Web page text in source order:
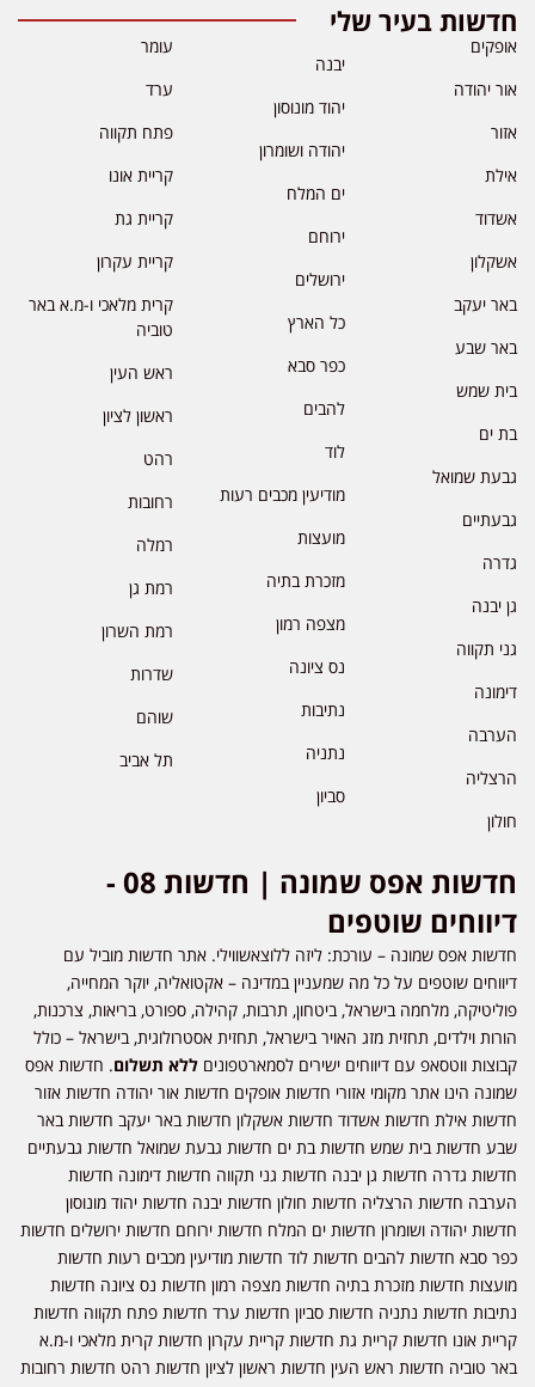
חדשות בעיר שלי
אופקים
אור יהודה
אזור
אילת
אשדוד
אשקלון
באר יעקב
באר שבע
בית שמש
בת ים
גבעת שמואל
גבעתיים
גדרה
גן יבנה
גני תקווה
דימונה
הערבה
הרצליה
חולון
יבנה
יהוד מונוסון
יהודה ושומרון
ים המלח
ירוחם
ירושלים
כל הארץ
כפר סבא
להבים
לוד
מודיעין מכבים רעות
מועצות
מזכרת בתיה
מצפה רמון
נס ציונה
נתיבות
נתניה
סביון
עומר
ערד
פתח תקווה
קריית אונו
קריית גת
קריית עקרון
קרית מלאכי ו-מ.א באר
טוביה
ראש העין
ראשון לציון
רהט
רחובות
רמלה
רמת גן
רמת השרון
שדרות
שוהם
תל אביב
חדשות אפס שמונה | חדשות 08 -
דיווחים שוטפים
חדשות אפס שמונה – עורכת: ליזה ללוצאשווילי. אתר חדשות מוביל עם
דיווחים שוטפים על כל מה שמעניין במדינה – אקטואליה, יוקר המחייה,
פוליטיקה, מלחמה בישראל, ביטחון, תרבות, קהילה, ספורט, בריאות, צרכנות,
הורות וילדים, תחזית מזג האויר בישראל, תחזית אסטרולוגית, בישראל – כולל
קבוצות ווטסאפ עם דיווחים ישירים לסמארטפונים ללא תשלום. חדשות אפס
שמונה הינו אתר מקומי אזורי חדשות אופקים חדשות אור יהודה חדשות אזור
חדשות אילת חדשות אשדוד חדשות אשקלון חדשות באר יעקב חדשות באר
שבע חדשות בית שמש חדשות בת ים חדשות גבעת שמואל חדשות גבעתיים
חדשות גדרה חדשות גן יבנה חדשות גני תקווה חדשות דימונה חדשות
הערבה חדשות הרצליה חדשות חולון חדשות יבנה חדשות יהוד מונוסון
חדשות יהודה ושומרון חדשות ים המלח חדשות ירוחם חדשות ירושלים חדשות
כפר סבא חדשות להבים חדשות לוד חדשות מודיעין מכבים רעות חדשות
מועצות חדשות מזכרת בתיה חדשות מצפה רמון חדשות נס ציונה חדשות
נתיבות חדשות נתניה חדשות סביון חדשות ערד חדשות פתח תקווה חדשות
קריית אונו חדשות קריית גת חדשות קריית עקרון חדשות קרית מלאכי ו-מ.א
באר טוביה חדשות ראש העין חדשות ראשון לציון חדשות רהט חדשות רחובות